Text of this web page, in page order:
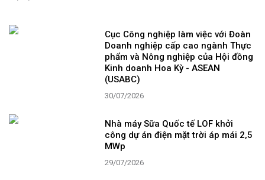
Cục Công nghiệp làm việc với Đoàn
Doanh nghiệp cấp cao ngành Thực
phẩm và Nông nghiệp của Hội đồng
Kinh doanh Hoa Kỳ - ASEAN
(USABC)
30/07/2026
Nhà máy Sữa Quốc tế LOF khởi
công dự án điện mặt trời áp mái 2,5
MWp
29/07/2026